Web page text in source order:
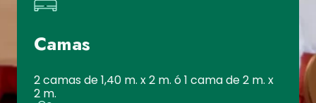
Camas
2 camas de 1,40 m. x 2 m. ó 1 cama de 2 m. x
2 m.